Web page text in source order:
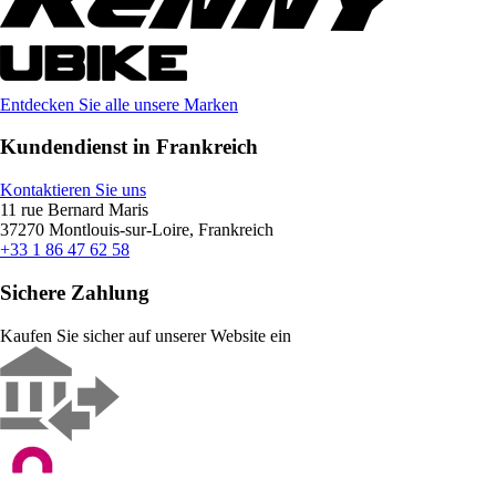
Entdecken Sie alle unsere Marken
Kundendienst in Frankreich
Kontaktieren Sie uns
11 rue Bernard Maris
37270 Montlouis-sur-Loire, Frankreich
+33 1 86 47 62 58
Sichere Zahlung
Kaufen Sie sicher auf unserer Website ein